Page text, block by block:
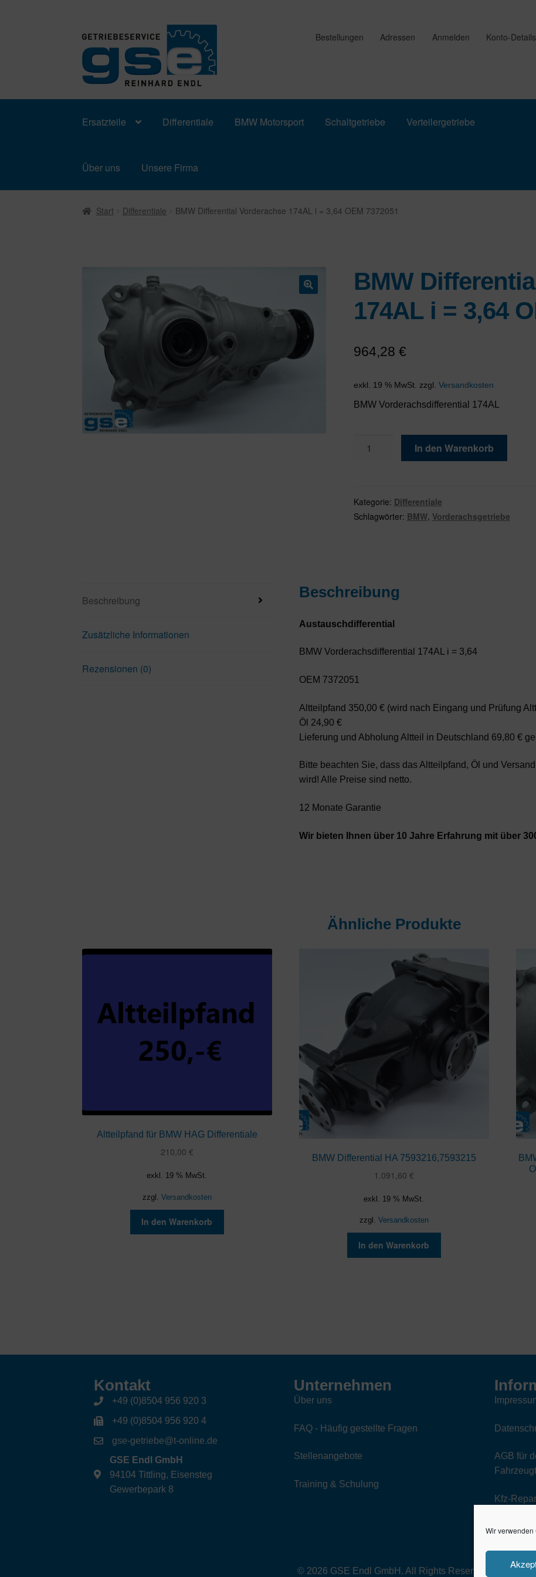
Wir verwenden
Zur
Navigation
springen
Zum
Inhalt
springen
Bestellungen Adressen Anmelden Konto-Details
Ersatzteile Differentiale BMW Motorsport Schaltgetriebe Verteilergetriebe
Über uns Unsere Firma
Start Differentiale BMW Differential Vorderachse 174AL i = 3,64 OEM 7372051
BMW
174AL i = 3,64
964,28 €
exkl. 19 % MwSt. zzgl. Versandkosten
BMW Vorderachsdifferential 174AL
Differential
i
=
In den Warenkorb
Kategorie: Differentiale
Schlagwörter: BMW, Vorderachsgetriebe
Beschreibung
Zusätzliche Informationen
Rezensionen (0)
Beschreibung
Austauschdifferential
BMW Vorderachsdifferential 174AL i = 3,64
OEM 7372051
Altteilpfand 350,00 € (wird nach Eingang und Prüfung
Öl 24,90 €
Lieferung und Abholung Altteil in Deutschland 69,80 €
Bitte beachten Sie, dass das Altteilpfand, Öl und
wird! Alle Preise sind netto.
12 Monate Garantie
Wir bieten Ihnen über 10 Jahre Erfahrung mit über
Ähnliche Produkte
Altteilpfand für BMW HAG Differentiale
210,00 €
exkl. 19 % MwSt.
zzgl. Versandkosten
In den Warenkorb
BMW Differential HA 7593216,7593215
1.091,60 €
exkl. 19 % MwSt.
zzgl. Versandkosten
In den Warenkorb
Kontakt
+49 (0)8504 956 920 3
+49 (0)8504 956 920 4
gse-getriebe@t-online.de
GSE Endl GmbH
94104 Tittling, Eisensteg
Gewerbepark 8
Unternehmen
Über uns
FAQ - Häufig gestellte Fragen
Stellenangebote
Training & Schulung
AGB für
Kfz-
© 2026 GSE Endl GmbH. All Rights Reserved.